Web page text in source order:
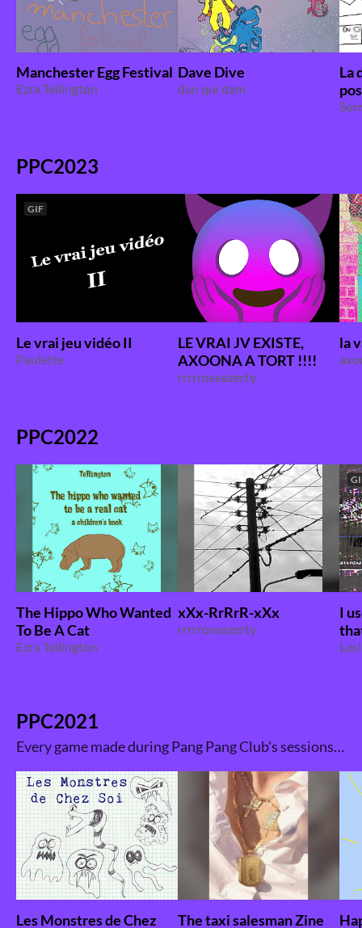
Manchester Egg Festival
Ezra Tellington
Dave Dive
dan qui dam
La
PPC2023
GIF
Le vrai jeu vidéo II
Paulette
LE VRAI JV EXISTE,
AXOONA A TORT !!!!
rrrrroseazerty
la
PPC2022
The Hippo Who Wanted
To Be A Cat
Ezra Tellington
xXx-RrRrR-xXx
rrrrroseazerty
I
PPC2021
Every game made during Pang Pang Club's sessions or jam in 2021. Past productions of the Club are to be checked out here .
Les Monstres de Chez
The taxi salesman Zine